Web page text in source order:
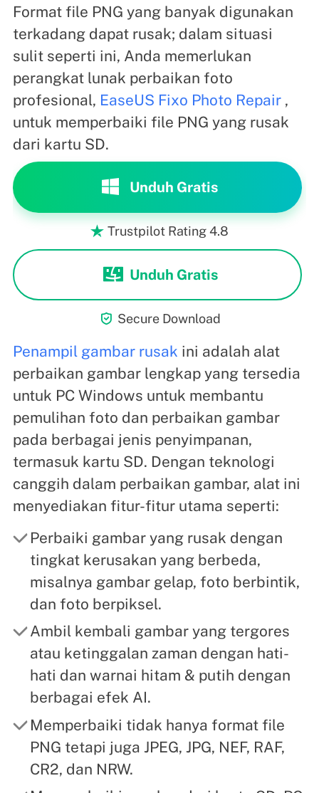
Format file PNG yang banyak digunakan
terkadang dapat rusak; dalam situasi
sulit seperti ini, Anda memerlukan
perangkat lunak perbaikan foto
profesional, EaseUS Fixo Photo Repair,
untuk memperbaiki file PNG yang rusak
dari kartu SD.
Unduh Gratis
 Trustpilot Rating 4.8
Unduh Gratis
 Secure Download
Penampil gambar rusak ini adalah alat
perbaikan gambar lengkap yang tersedia
untuk PC Windows untuk membantu
pemulihan foto dan perbaikan gambar
pada berbagai jenis penyimpanan,
termasuk kartu SD. Dengan teknologi
canggih dalam perbaikan gambar, alat ini
menyediakan fitur-fitur utama seperti:
Perbaiki gambar yang rusak dengan
tingkat kerusakan yang berbeda,
misalnya gambar gelap, foto berbintik,
dan foto berpiksel.
Ambil kembali gambar yang tergores
atau ketinggalan zaman dengan hati-
hati dan warnai hitam & putih dengan
berbagai efek AI.
Memperbaiki tidak hanya format file
PNG tetapi juga JPEG, JPG, NEF, RAF,
CR2, dan NRW.